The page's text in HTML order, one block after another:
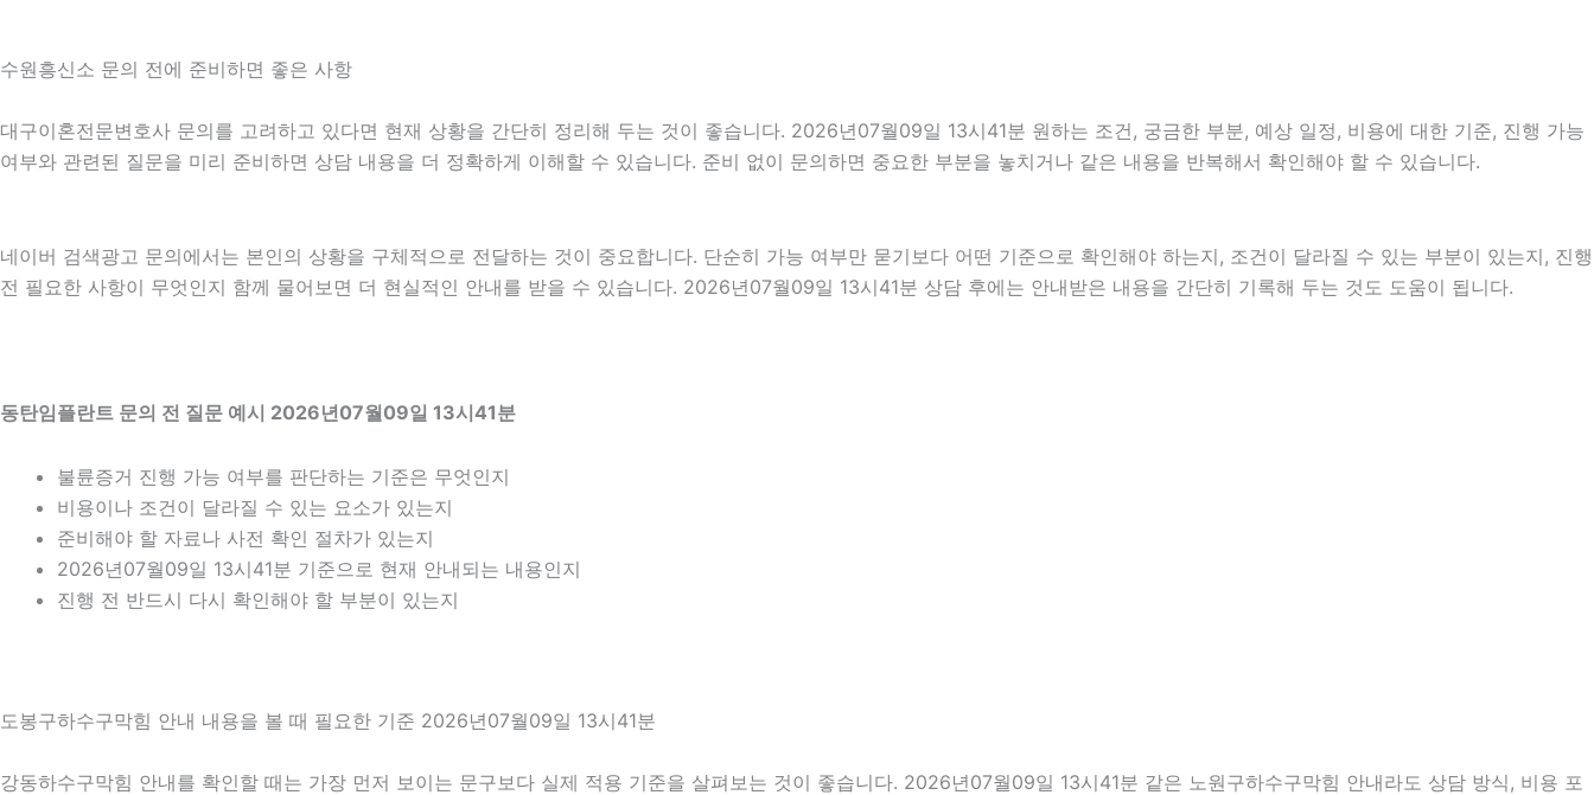
수원흥신소 문의 전에 준비하면 좋은 사항
대구이혼전문변호사 문의를 고려하고 있다면 현재 상황을 간단히 정리해 두는 것이 좋습니다. 2026년07월09일 13시41분 원하는 조건, 궁금한 부분, 예상 일정, 비용에 대한 기준, 진행 가능
여부와 관련된 질문을 미리 준비하면 상담 내용을 더 정확하게 이해할 수 있습니다. 준비 없이 문의하면 중요한 부분을 놓치거나 같은 내용을 반복해서 확인해야 할 수 있습니다.
네이버 검색광고 문의에서는 본인의 상황을 구체적으로 전달하는 것이 중요합니다. 단순히 가능 여부만 묻기보다 어떤 기준으로 확인해야 하는지, 조건이 달라질 수 있는 부분이 있는지, 진행
전 필요한 사항이 무엇인지 함께 물어보면 더 현실적인 안내를 받을 수 있습니다. 2026년07월09일 13시41분 상담 후에는 안내받은 내용을 간단히 기록해 두는 것도 도움이 됩니다.
동탄임플란트 문의 전 질문 예시 2026년07월09일 13시41분
불륜증거 진행 가능 여부를 판단하는 기준은 무엇인지
비용이나 조건이 달라질 수 있는 요소가 있는지
준비해야 할 자료나 사전 확인 절차가 있는지
2026년07월09일 13시41분 기준으로 현재 안내되는 내용인지
진행 전 반드시 다시 확인해야 할 부분이 있는지
도봉구하수구막힘 안내 내용을 볼 때 필요한 기준 2026년07월09일 13시41분
강동하수구막힘 안내를 확인할 때는 가장 먼저 보이는 문구보다 실제 적용 기준을 살펴보는 것이 좋습니다. 2026년07월09일 13시41분 같은 노원구하수구막힘 안내라도 상담 방식, 비용 포